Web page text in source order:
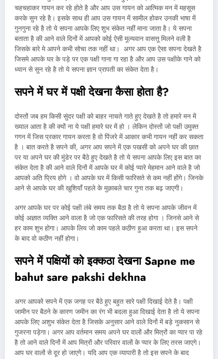
चहचहाकर गायन कर रहे होते है और आप उस गायन को आत्मिक मन में महसूस
करके सुन रहे है। इसके साथ ही आप उस गायन में सामील होकर उनकी भाषा में
गुनगुना रहे है तो ये सपना आपके लिए शुभ संकेत नहीं माना जाता है। ये सपना
बताता है की आने वाले दिनों में आपको कोई ऐसी मूल्यवान वासत्तू मिलने वली है
जिसके बारे मे आपने कभी सोचा तक नहीं था। अगर आप एक ऐसा सपना देखते है
जिसमे आपके घर के पड़े पर एक पक्षी गाना गा रहा है और आप उस पक्षीके गाने को
ध्यान से सुन रहे है तो ये सपना ज्ञान प्रापती का संकेत देता है।
सपने में घर में पक्षी देखना कैसा होता है?
दोस्तों जब हम किसी सुंदर पक्षी को बाहर नाचते गाते हुए देखते है तो हमारे मन में
ख्याल आता है की क्यों ना ये पक्षी हमारे घर में हो । लेकिन दोस्तों जो पक्षी उमुक्त
गगन में जिस प्रकार गायन करता है वो पिंजरे में आकार कभी गायन नहीं कर सकता
है । बात करते है सपने की, अगर आप सपने में एक पखसी को अपने घर की छात
पर या अपने घर की मुंडेर पर बैठे हुए देखते है तो ये सपना आपके लिए इस बात का
संकेत देता है की आने वाले दिनों में आपके घर में कोई प्यारे मेहमान आने वाले है जो
आपको अति प्रिय होगे । वो आपके घर में किसी फारिसते से कम नहीं होंगे। जिनके
आने से आपके घर की खुशियाँ पहले के मुक़ाबले चार गुना तक बढ़ जाएगी।
अगर आपके घर पर कोई पक्षी लंबे समय तक बैठा है तो ये सपना आपके जीवन में
कोई अज्ञात व्यक्ति आने वाला है जो एक फारिसते की तरह होगा । जिनसे आने से
हर काम शुभ होगा। आपके लिय जो काम पहले कठीण हुआ करता था। इस सपने
के बाद वो कठीण नहीं होगा।
सपने में पक्षियों को इक्कठा देखना Sapne me
bahut sare pakshi dekhna
अगर आपको सपने में एक जगह पर बैठे हुए बहुत सारे पक्षी दिखाई देते है। पक्षी
जामीन पर बैठने के कारण जमीन का रंग भी बदला हुआ दिखाई देता है तो ये सपना
आपके लिए अशुभ संकेत देता है जिसके अनुसार आने वाले दिनों में बड़े नुकसान से
गुजरना पड़ेगा। अगर आप वर्तमान समय अपने घर वालों और मित्रों का प्यार पा रहे
है तो आने वाले दिनों में आप मित्रों और परिवार वालों के प्यार के लिए तरस जाएगे।
आप घर वालों से दूर हो जाएगे। यदि आप एक व्यापारी है तो इस सपने के बाद